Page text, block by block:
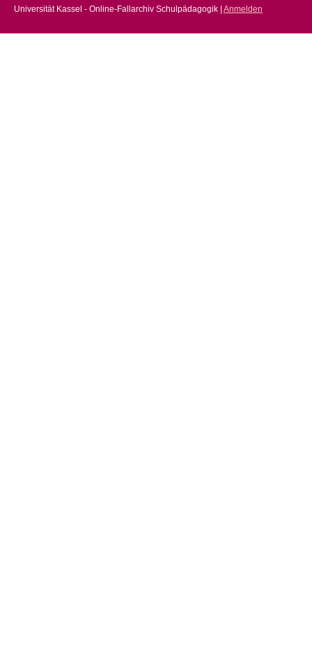
Universität Kassel - Online-Fallarchiv Schulpädagogik | Anmelden